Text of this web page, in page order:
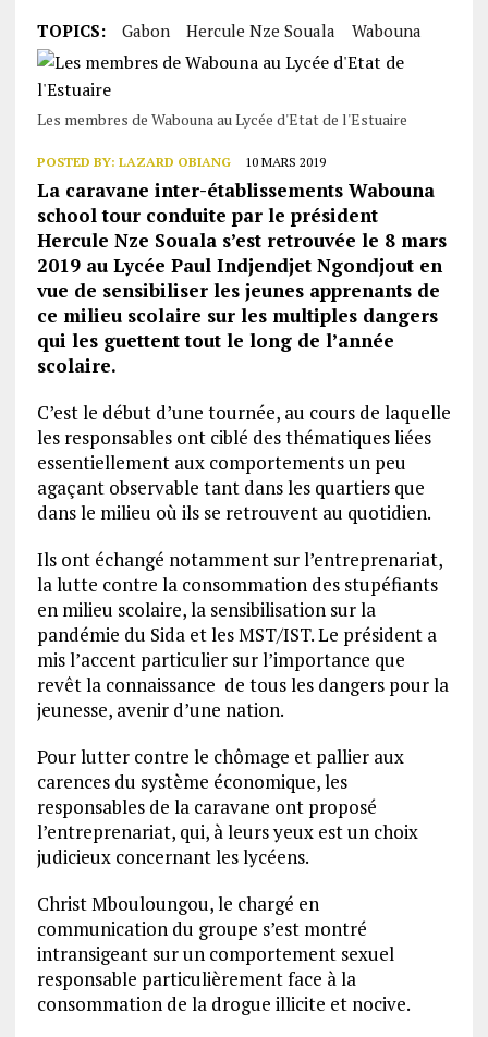
TOPICS: Gabon Hercule Nze Souala Wabouna
Les membres de Wabouna au Lycée d'Etat de l'Estuaire
POSTED BY: LAZARD OBIANG 10 MARS 2019
La caravane inter-établissements Wabouna
school tour conduite par le président
Hercule Nze Souala s’est retrouvée le 8 mars
2019 au Lycée Paul Indjendjet Ngondjout en
vue de sensibiliser les jeunes apprenants de
ce milieu scolaire sur les multiples dangers
qui les guettent tout le long de l’année
scolaire.
C’est le début d’une tournée, au cours de laquelle
les responsables ont ciblé des thématiques liées
essentiellement aux comportements un peu
agaçant observable tant dans les quartiers que
dans le milieu où ils se retrouvent au quotidien.
Ils ont échangé notamment sur l’entreprenariat,
la lutte contre la consommation des stupéfiants
en milieu scolaire, la sensibilisation sur la
pandémie du Sida et les MST/IST. Le président a
mis l’accent particulier sur l’importance que
revêt la connaissance de tous les dangers pour la
jeunesse, avenir d’une nation.
Pour lutter contre le chômage et pallier aux
carences du système économique, les
responsables de la caravane ont proposé
l’entreprenariat, qui, à leurs yeux est un choix
judicieux concernant les lycéens.
Christ Mbouloungou, le chargé en
communication du groupe s’est montré
intransigeant sur un comportement sexuel
responsable particulièrement face à la
consommation de la drogue illicite et nocive.